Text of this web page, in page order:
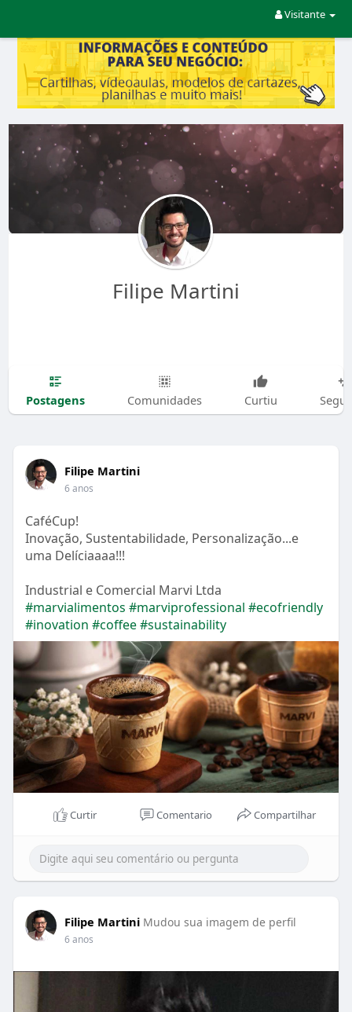
Visitante
Filipe Martini
Postagens Comunidades Curtiu
Filipe Martini
6 anos
CaféCup!
Inovação, Sustentabilidade, Personalização...e
uma Delíciaaaa!!!
Industrial e Comercial Marvi Ltda
#marvialimentos #marviprofessional #ecofriendly
#inovation #coffee#sustainability
Curtir Comentario Compartilhar
Filipe Martini Mudou sua imagem de perfil
6 anos